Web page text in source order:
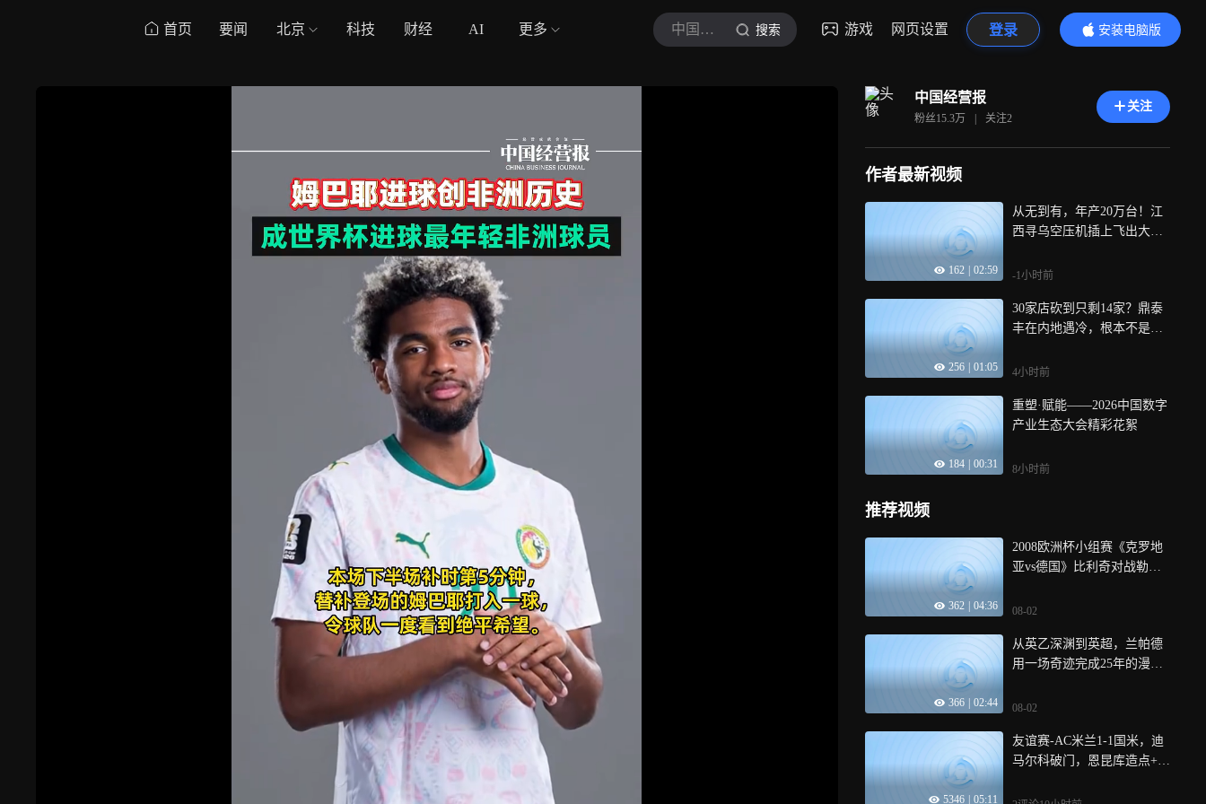
首页 要闻 北京 科技 财经 AI 更多 中国经营报 搜索 游戏 网页设置 登录
安装电脑版
内容更精彩
中国经营报
粉丝15.3万 | 关注2
关注
作者最新视频
162 02:59
从无到有，年产20万台！江
西寻乌空压机插上飞出大山
-1小时前
256 01:05
30家店砍到只剩14家？鼎泰
丰在内地遇冷，根本不是味
4小时前
184 00:31
重塑·赋能——2026中国数字
产业生态大会精彩花絮
8小时前
推荐视频
362 04:36
2008欧洲杯小组赛《克罗地
亚vs德国》比利奇对战勒夫
08-02
366 02:44
从英乙深渊到英超，兰帕德
用一场奇迹完成25年的漫长
08-02
5346 05:11
友谊赛-AC米兰1-1国米，迪
马尔科破门，恩昆库造点+点